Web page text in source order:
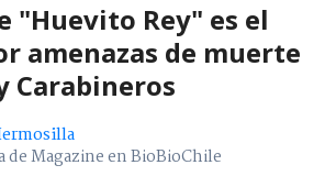
"Huevito Rey" es el
amenazas de muerte
Carabineros
de Magazine en BioBioChile